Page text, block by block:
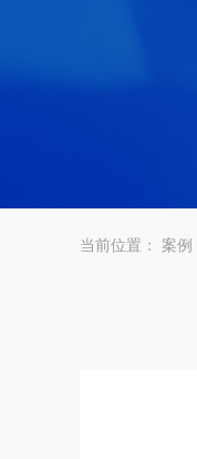
当前位置： 案例